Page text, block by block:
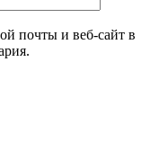
почты и веб-сайт в